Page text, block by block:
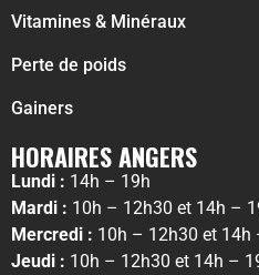
Vitamines & Minéraux
Perte de poids
Gainers
HORAIRES ANGERS
Lundi : 14h – 19h
Mardi : 10h – 12h30 et 14h –
Mercredi : 10h – 12h30 et 14h
Jeudi : 10h – 12h30 et 14h –